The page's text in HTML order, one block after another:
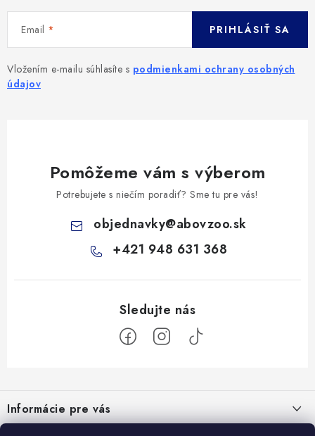
Email
Vložením e-mailu súhlasíte s podmienkami ochrany osobných
údajov
PRIHLÁSIŤ SA
Pomôžeme vám s výberom
Potrebujete s niečím poradiť? Sme tu pre vás!
objednavky@abovzoo.sk
+421 948 631 368
pInformácie pre vás